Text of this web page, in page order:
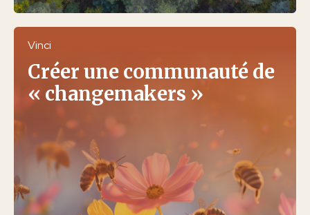
Vinci
Créer une communauté de
« changemakers »